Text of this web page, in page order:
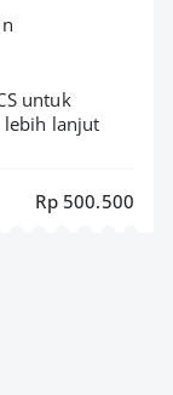
untuk
lanjut
Rp 500.500